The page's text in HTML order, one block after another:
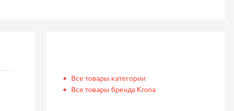
Все товары категории
Все товары бренда Krona